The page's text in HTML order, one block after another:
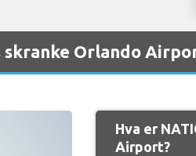
Orlando
Hva er
Airport?